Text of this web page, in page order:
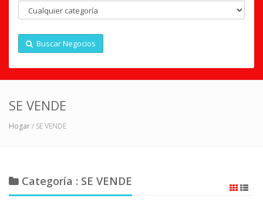
Buscar Negocios
SE VENDE
Hogar/ SE VENDE
Categoría : SE VENDE